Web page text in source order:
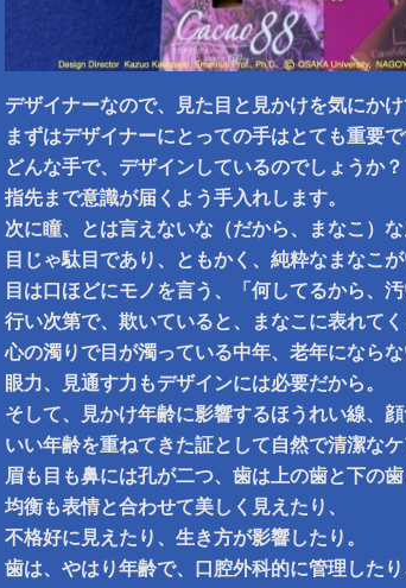
デザイナーなので、見た目と見かけを気にかけ
まずはデザイナーにとっての手はとても重要で
どんな手で、デザインしているのでしょうか？
指先まで意識が届くよう手入れします。
次に瞳、とは言えないな（だから、まなこ）な
目じゃ駄目であり、ともかく、純粋なまなこが
目は口ほどにモノを言う、「何してるから、
行い次第で、欺いていると、まなこに表れてく
心の濁りで目が濁っている中年、老年にならな
眼力、見通す力もデザインには必要だから。
そして、見かけ年齢に影響するほうれい線、
いい年齢を重ねてきた証として自然で清潔なケ
眉も目も鼻には孔が二つ、歯は上の歯と下の歯
均衡も表情と合わせて美しく見えたり、
不格好に見えたり、生き方が影響したり。
歯は、やはり年齢で、口腔外科的に管理したり